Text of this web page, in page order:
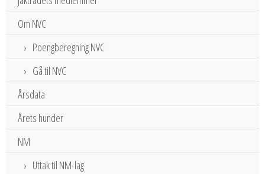
Om NVC
Poengberegning NVC
Gå til NVC
Årsdata
Årets hunder
NM
Uttak til NM-lag